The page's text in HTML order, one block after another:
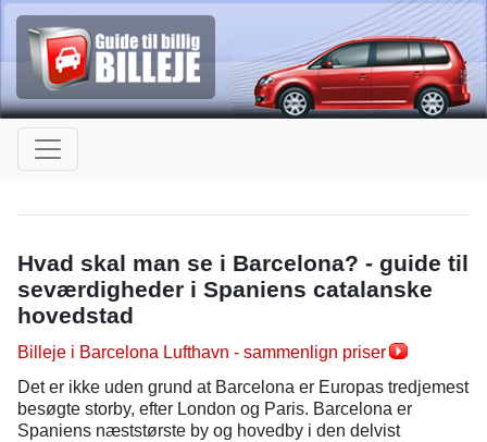
Hvad skal man se i Barcelona? - guide til
seværdigheder i Spaniens catalanske
hovedstad
Billeje i Barcelona Lufthavn - sammenlign priser
Det er ikke uden grund at Barcelona er Europas tredjemest
besøgte storby, efter London og Paris. Barcelona er
Spaniens næststørste by og hovedby i den delvist